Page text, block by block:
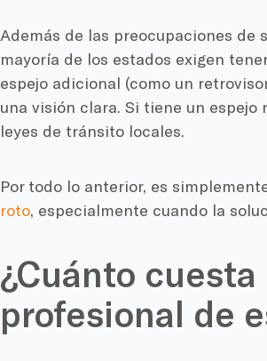
Además de las preocupaciones de
mayoría de los estados exigen
espejo adicional (como un
una visión clara. Si tiene un
leyes de tránsito locales.
Por todo lo anterior, es
roto, especialmente cuando la
¿Cuánto
profesional de